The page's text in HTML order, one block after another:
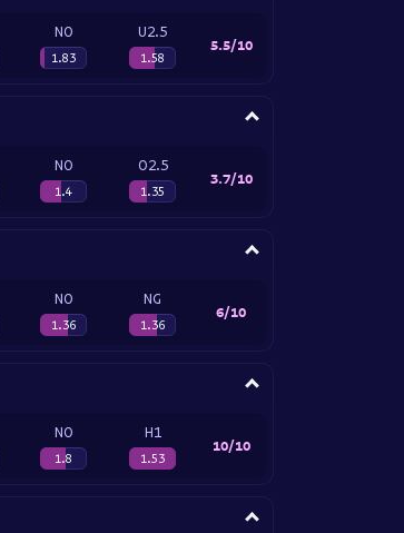
NO
1.83
U2.5
1.58
5.5/10
NO
1.4
O2.5
1.35
3.7/10
NO
1.36
NG
1.36
6/10
NO
1.8
H1
1.53
10/10